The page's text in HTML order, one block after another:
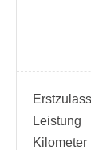
Leistung
Kilometer